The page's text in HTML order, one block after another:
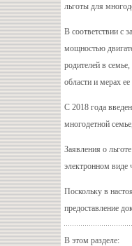
льготы для
В соответствии с
мощностью
родителей в
области и мерах
С 2018 года
многодетной
Заявления о
электронном виде
Поскольку в
предоставление
В этом разделе: